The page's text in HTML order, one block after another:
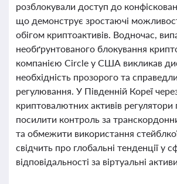
розблокували доступ до
що демонструє зростаючі
обігом криптоактивів. Водночас,
необґрунтованого блокування
компанією Circle у США викликав
необхідність прозорого та
регулювання. У Південній Кореї
криптовалютних активів
посилити контроль за
та обмежити використання
свідчить про глобальні тенденції у
відповідальності за віртуальні